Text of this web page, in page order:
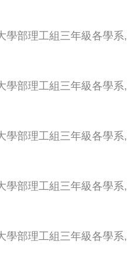
學部理工組三年級各學系
學部理工組三年級各學系
學部理工組三年級各學系
學部理工組三年級各學系
學部理工組三年級各學系